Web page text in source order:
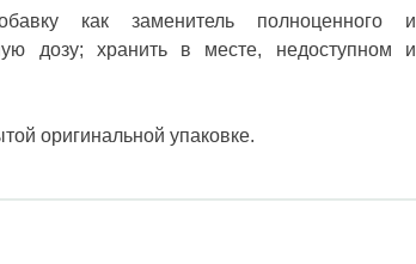
как заменитель полноценного и
дозу; хранить в месте, недоступном и
оригинальной упаковке.